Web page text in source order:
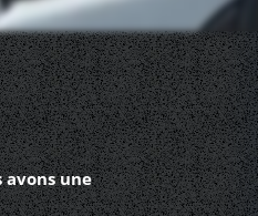
avons une